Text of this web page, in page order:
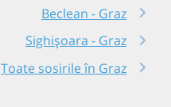
Beclean - Graz
Sighișoara - Graz
Toate sosirile în Graz